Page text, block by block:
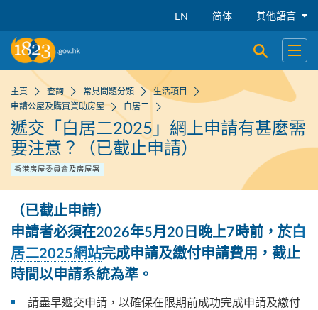
EN 简体 其他語言
開啟搜尋
開啟
主頁 查詢 常見問題分類
生活項目
申請公屋及購買資助房屋
白居二
遞交「白居二2025」網上申請有甚麼需
要注意？（已截止申請）
香港房屋委員會及房屋署
（已截止申請）
申請者必須在2026年5月20日晚上7時前 ， 於白
居二2025網站完成申請及繳付申請費用，截止
時間以申請系統為準。
請盡早遞交申請，以確保在限期前成功完成申請及繳付